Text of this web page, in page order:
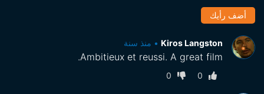
أضف رأيك
Kiros Langston
• منذ سنة
Ambitieux et reussi. A great film.
0
0